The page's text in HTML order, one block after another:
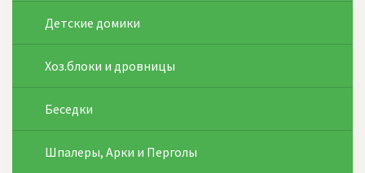
Детские домики
Хоз.блоки и дровницы
Беседки
Шпалеры, Арки и Перголы